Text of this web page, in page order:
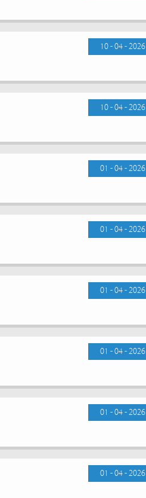
10 - 04 - 2026
10 - 04 - 2026
01 - 04 - 2026
01 - 04 - 2026
01 - 04 - 2026
01 - 04 - 2026
01 - 04 - 2026
01 - 04 - 2026